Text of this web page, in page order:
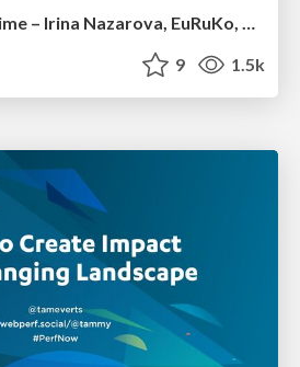
Evolution of real-time – Irina Nazarova, EuRuKo, 2024
9 1.5k